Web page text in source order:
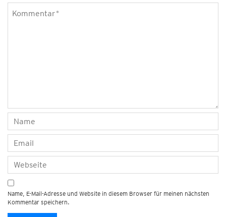
Name, E-Mail-Adresse und Website in diesem Browser für meinen nächsten
Kommentar speichern.